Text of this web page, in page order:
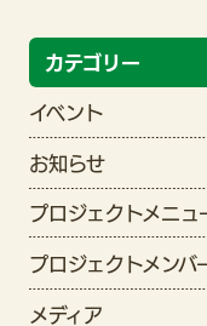
カテゴリー
イベント
お知らせ
プロジェクトメニュ
プロジェクトメンバ
メディア